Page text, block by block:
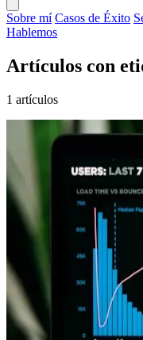
Sobre mí Casos de Éxito
Hablemos
Artículos con
1 artículos